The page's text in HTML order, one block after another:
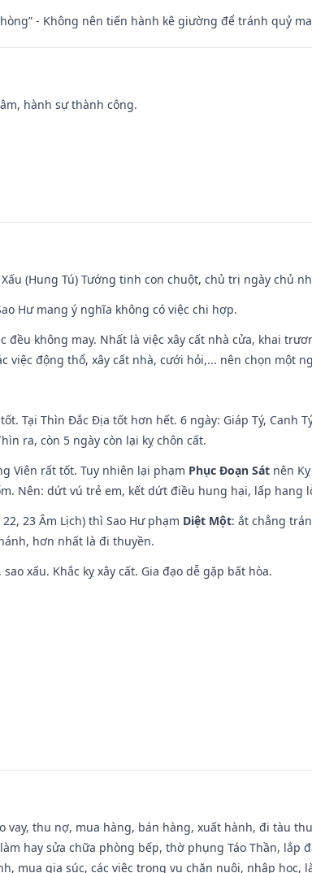
- Không nên tiến hành kê giường để tránh quỷ
hành sự thành công.
(Hung Tú) Tướng tinh con chuột, chủ trị ngày chủ
Hư mang ý nghĩa không có việc chi hợp.
đều không may. Nhất là việc xây cất nhà cửa, khai
việc động thổ, xây cất nhà, cưới hỏi,... nên chọn một
Tại Thìn Đắc Địa tốt hơn hết. 6 ngày: Giáp Tý, Canh
ra, còn 5 ngày còn lại kỵ chôn cất.
Viên rất tốt. Tuy nhiên lại phạm Phục Đoạn Sát nên
Nên: dứt vú trẻ em, kết dứt điều hung hại, lấp hang
23 Âm Lịch) thì Sao Hư phạm Diệt Một: ắt chẳng
hơn nhất là đi thuyền.
xấu. Khắc kỵ xây cất. Gia đạo dễ gặp bất hòa.
vay, thu nợ, mua hàng, bán hàng, xuất hành, đi tàu
hay sửa chữa phòng bếp, thờ phụng Táo Thần, lắp
mua gia súc, các việc trong vụ chăn nuôi, nhập